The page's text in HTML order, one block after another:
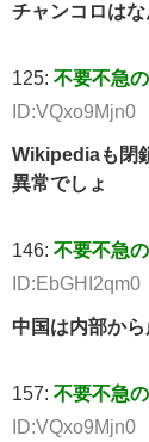
チャンコロはな
125: 不要不急
ID:VQxo9Mjn0
Wikipediaも閉
異常でしょ
146: 不要不急
ID:EbGHI2qm0
中国は内部から
157: 不要不急
ID:VQxo9Mjn0